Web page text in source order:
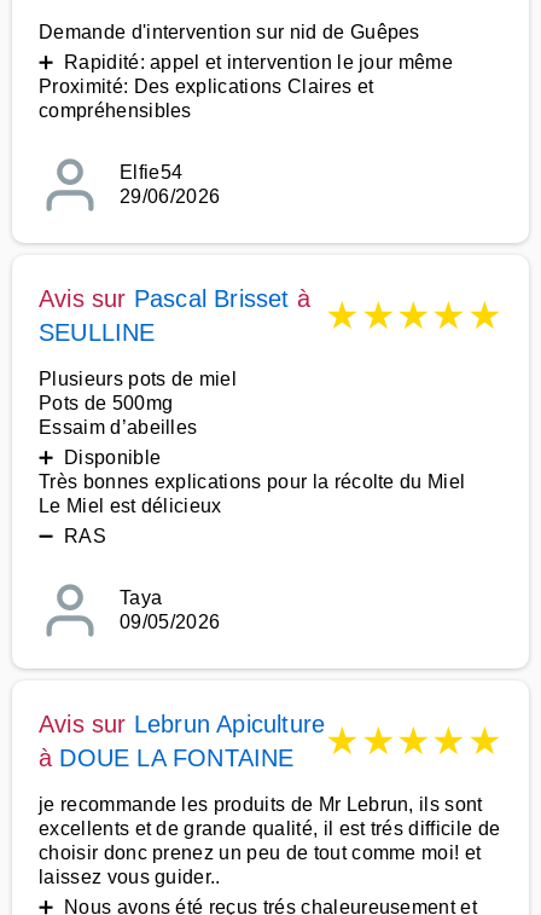
Demande d'intervention sur nid de Guêpes
➕ Rapidité: appel et intervention le jour même
Proximité: Des explications Claires et
compréhensibles
Elfie54
29/06/2026
Avis sur Pascal Brisset à
SEULLINE
★★★★★
Plusieurs pots de miel
Pots de 500mg
Essaim d’abeilles
➕ Disponible
Très bonnes explications pour la récolte du Miel
Le Miel est délicieux
➖ RAS
Taya
09/05/2026
Avis sur Lebrun Apiculture
à DOUE LA FONTAINE ★★★★★
je recommande les produits de Mr Lebrun, ils sont
excellents et de grande qualité, il est trés difficile de
choisir donc prenez un peu de tout comme moi! et
laissez vous guider..
➕ Nous avons été reçus trés chaleureusement et